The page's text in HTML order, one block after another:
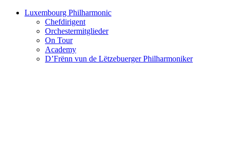
Luxembourg Philharmonic
Chefdirigent
Orchestermitglieder
On Tour
Academy
D’Frënn vun de Lëtzebuerger Philharmoniker